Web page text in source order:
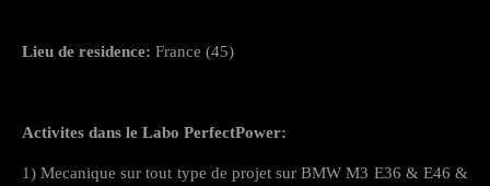
Lieu de residence: France (45)
Activites dans le Labo PerfectPower:
1) Mecanique sur tout type de projet sur BMW M3 E36 & E46 &